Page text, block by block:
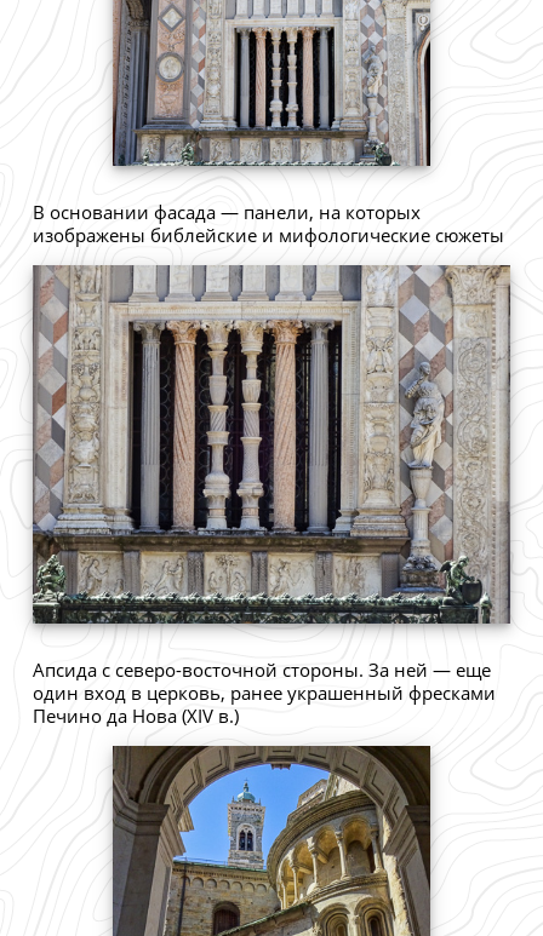
В основании фасада — панели, на которых
изображены библейские и мифологические сюжеты
Апсида с северо-восточной стороны. За ней — еще
один вход в церковь, ранее украшенный фресками
Печино да Нова (XIV в.)